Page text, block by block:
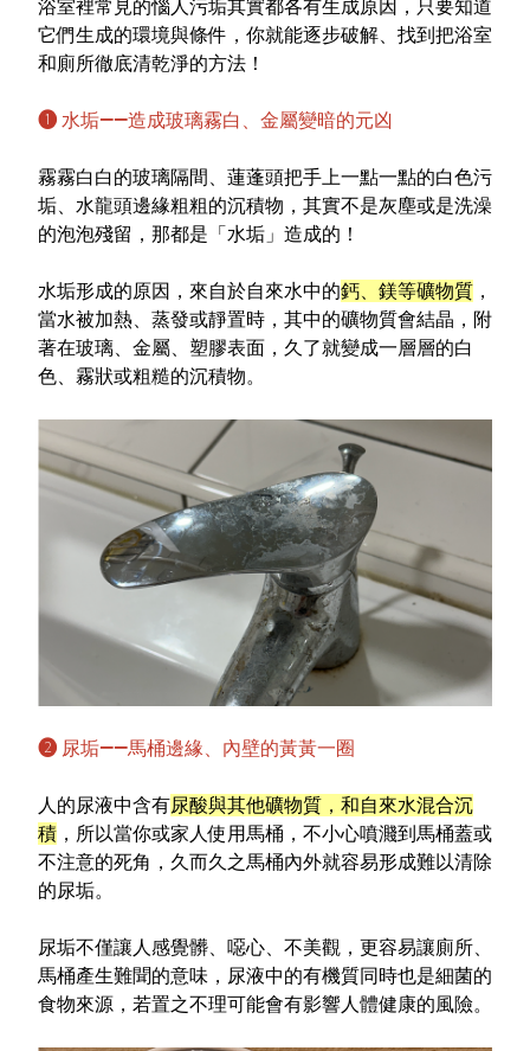
關於優品
會員權益
會員中心
特色服務
Facebook粉絲專頁
Line
Youtube
浴室裡常見的惱人污垢其實都各有生成原因，只要知道
它們生成的環境與條件，你就能逐步破解、找到把浴室
和廁所徹底清乾淨的方法！
❶ 水垢——造成玻璃霧白、金屬變暗的元凶
霧霧白白的玻璃隔間、蓮蓬頭把手上一點一點的白色污
垢、水龍頭邊緣粗粗的沉積物，其實不是灰塵或是洗澡
的泡泡殘留，那都是「水垢」造成的！
水垢形成的原因，來自於自來水中的鈣 鎂等礦物質 ，
當水被加熱、蒸發或靜置時，其中的礦物質會結晶，附
著在玻璃、金屬、塑膠表面，久了就變成一層層的白
色、霧狀或粗糙的沉積物。
❷ 尿垢——馬桶邊緣、內壁的黃黃一圈
人的尿液中含有尿酸與其他礦物質，和自來水混合沉
積 ，所以當你或家人使用馬桶，不小心噴濺到馬桶蓋或
不注意的死角，久而久之馬桶內外就容易形成難以清除
的尿垢。
尿垢不僅讓人感覺髒、噁心、不美觀，更容易讓廁所、
馬桶產生難聞的意味，尿液中的有機質同時也是細菌的
食物來源，若置之不理可能會有影響人體健康的風險。